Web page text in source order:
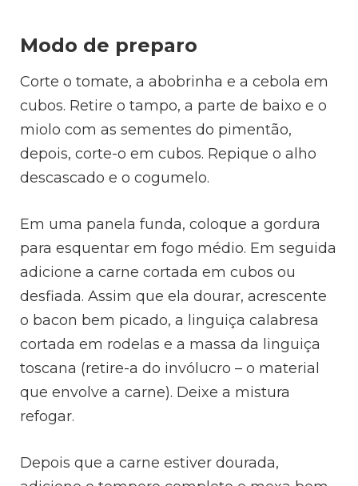
Modo de preparo
Corte o tomate, a abobrinha e a cebola em
cubos. Retire o tampo, a parte de baixo e o
miolo com as sementes do pimentão,
depois, corte-o em cubos. Repique o alho
descascado e o cogumelo.
Em uma panela funda, coloque a gordura
para esquentar em fogo médio. Em seguida
adicione a carne cortada em cubos ou
desfiada. Assim que ela dourar, acrescente
o bacon bem picado, a linguiça calabresa
cortada em rodelas e a massa da linguiça
toscana (retire-a do invólucro – o material
que envolve a carne). Deixe a mistura
refogar.
Depois que a carne estiver dourada,